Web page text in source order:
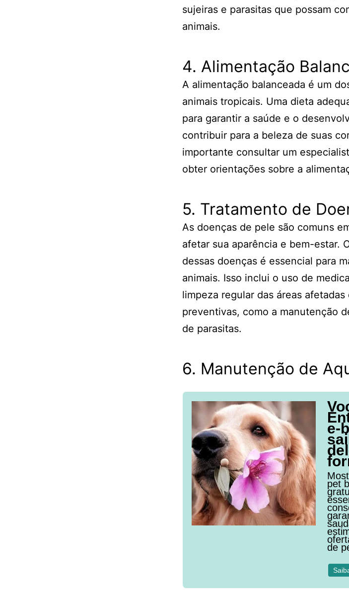
sujeiras e parasitas que possam
animais.
4. Alimentação
A alimentação balanceada é um
animais tropicais. Uma dieta
para garantir a saúde e o
contribuir para a beleza de suas
importante consultar um
obter orientações sobre a
5. Tratamento de
As doenças de pele são comuns
afetar sua aparência e bem-estar.
dessas doenças é essencial para
animais. Isso inclui o uso de
limpeza regular das áreas
preventivas, como a manutenção
de parasitas.
6. Manutenção de
e-
pet
de